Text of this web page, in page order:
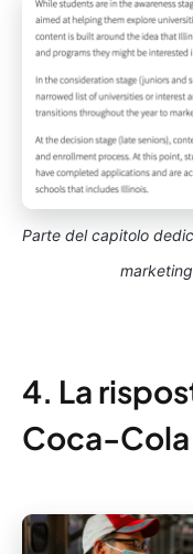
Parte del capitolo
4. La
Coca-Cola